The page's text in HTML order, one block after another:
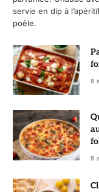
servie en dip à
poêle.
8
8